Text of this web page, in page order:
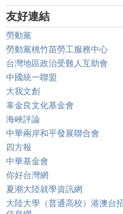
友好連結
勞動黨
勞動黨桃竹苗勞工服務中心
台灣地區政治受難人互助會
中國統一聯盟
大我文創
辜金良文化基金會
海峽評論
中華兩岸和平發展聯合會
四方報
中華基金會
你好台灣網
夏潮大陸就學資訊網
大陸大學（普通高校）港澳台